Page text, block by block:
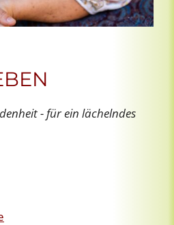
- für ein lächelndes